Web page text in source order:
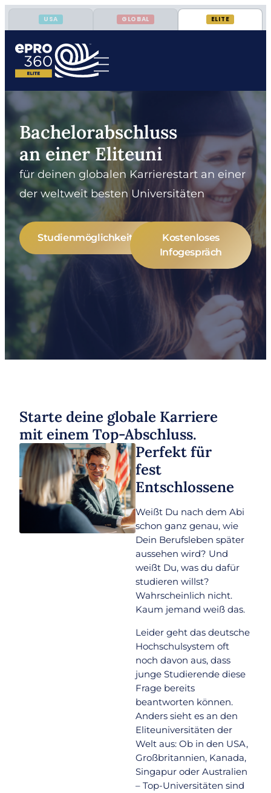
USA GLOBAL ELITE
Bachelorabschluss
an einer Eliteuni
für deinen globalen Karrierestart an einer
der weltweit besten Universitäten
Studienmöglichkeiten
Kostenloses
Infogespräch
Starte deine globale Karriere
mit einem Top-Abschluss.
Perfekt für
fest
Entschlossene
Weißt Du nach dem Abi
schon ganz genau, wie
Dein Berufsleben später
aussehen wird? Und
weißt Du, was du dafür
studieren willst?
Wahrscheinlich nicht.
Kaum jemand weiß das.
Leider geht das deutsche
Hochschulsystem oft
noch davon aus, dass
junge Studierende diese
Frage bereits
beantworten können.
Anders sieht es an den
Eliteuniversitäten der
Welt aus: Ob in den USA,
Großbritannien, Kanada,
Singapur oder Australien
– Top-Universitäten sind